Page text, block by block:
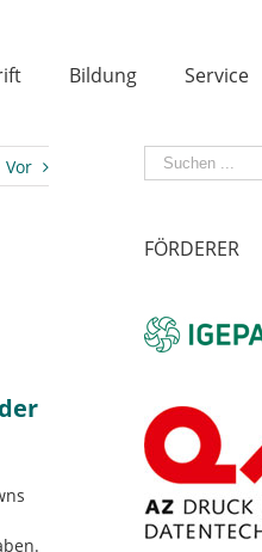
Bildung Service
Vor
Suche
nach:
FÖRDERER